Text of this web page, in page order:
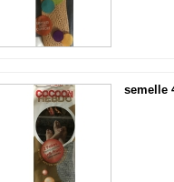
semelle